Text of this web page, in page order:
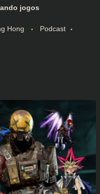
jogos
Hong
Podcast